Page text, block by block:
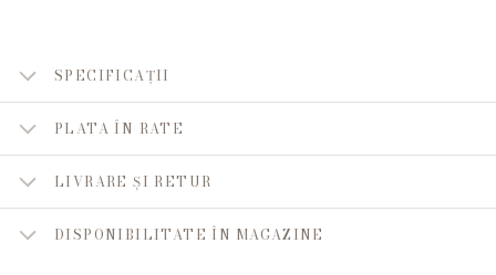
SPECIFICAȚII
PLATA ÎN RATE
LIVRARE ȘI RETUR
DISPONIBILITATE ÎN MAGAZINE